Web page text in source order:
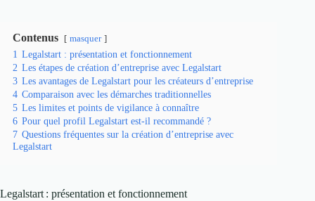
Contenus masquer
1 Legalstart : présentation et fonctionnement
2 Les étapes de création d’entreprise avec Legalstart
3 Les avantages de Legalstart pour les créateurs d’entreprise
4 Comparaison avec les démarches traditionnelles
5 Les limites et points de vigilance à connaître
6 Pour quel profil Legalstart est-il recommandé ?
7 Questions fréquentes sur la création d’entreprise avec
Legalstart
Legalstart : présentation et fonctionnement